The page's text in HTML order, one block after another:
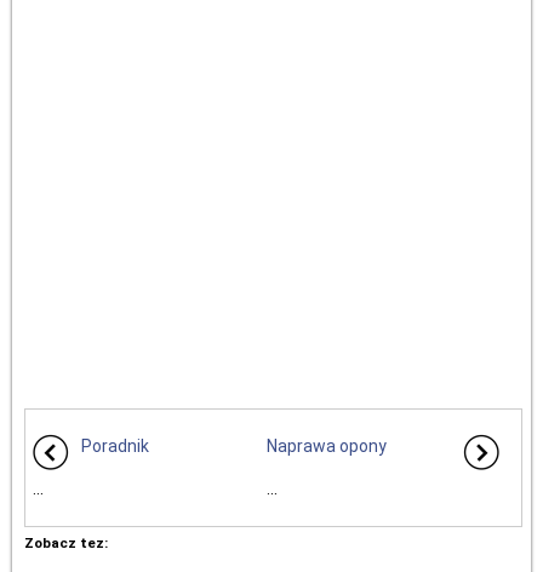
Poradnik Naprawa opony
Zobacz tez: